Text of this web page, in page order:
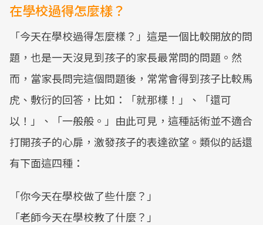
在學校過得怎麼樣？
「今天在學校過得怎麼樣？」這是一個比較開放的問
題，也是一天沒見到孩子的家長最常問的問題。然
而，當家長問完這個問題後，常常會得到孩子比較馬
虎、敷衍的回答，比如：「就那樣！」、「還可
以！」、「一般般。」由此可見，這種話術並不適合
打開孩子的心扉，激發孩子的表達欲望。類似的話還
有下面這四種：
「你今天在學校做了些什麼？」
「老師今天在學校教了什麼？」